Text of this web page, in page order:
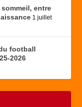
entre
1 juillet
football
2026